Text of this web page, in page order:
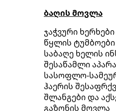
ბაღის მოვლა
ჯაჭვური ხერხები
წყლის
საბაღე ხელის
შესაწამლი
სასოფლო-
ჰაერის
შლანგები და
გაზონის მოვლა